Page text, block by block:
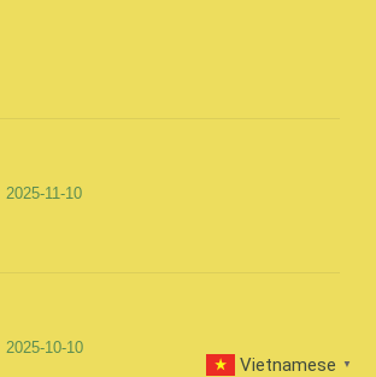
2025-11-10
2025-10-10
Vietnamese ▼